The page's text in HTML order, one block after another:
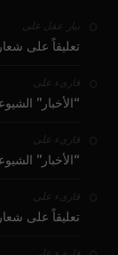
بيار عقل على
تعليقاً على
قارىء على
“الأخبار”
قارىء على
“الأخبار”
قارىء على
تعليقاً على